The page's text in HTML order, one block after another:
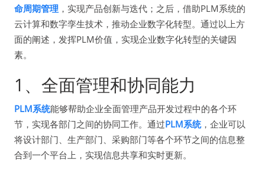
命周期管理 ，实现产品创新与迭代；之后，借助PLM系统的
云计算和数字孪生技术，推动企业数字化转型。通过以上方
面的阐述，发挥PLM价值，实现企业数字化转型的关键因
素。
1、全面管理和协同能力
PLM系统能够帮助企业全面管理产品开发过程中的各个环
节，实现各部门之间的协同工作。通过PLM系统，企业可以
将设计部门、生产部门、采购部门等各个环节之间的信息整
合到一个平台上，实现信息共享和实时更新。